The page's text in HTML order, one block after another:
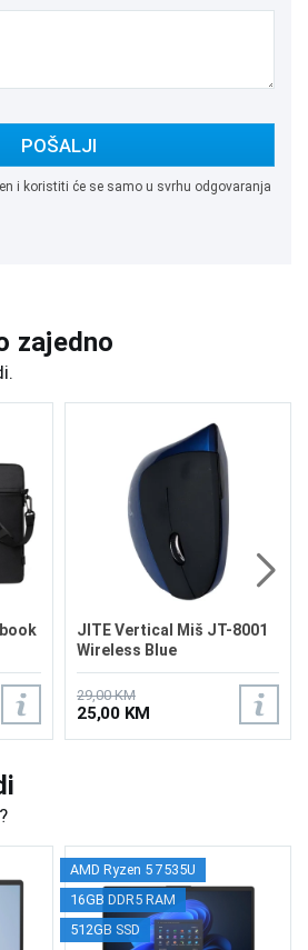
POŠALJI
i koristiti će se samo u svrhu odgovaranja
zajedno
JITE Vertical Miš JT-8001
Wireless Blue
29,00 KM
25,00 KM
AMD Ryzen 5 7535U
16GB DDR5 RAM
512GB SSD